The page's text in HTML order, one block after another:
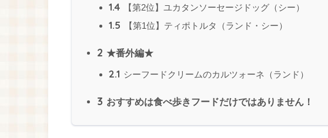
1.4 【第2位】ユカタンソーセージドッグ（シー）
1.5 【第1位】ティポトルタ（ランド・シー）
2 ★番外編★
2.1 シーフードクリームのカルツォーネ（ランド）
3 おすすめは食べ歩きフードだけではありません！